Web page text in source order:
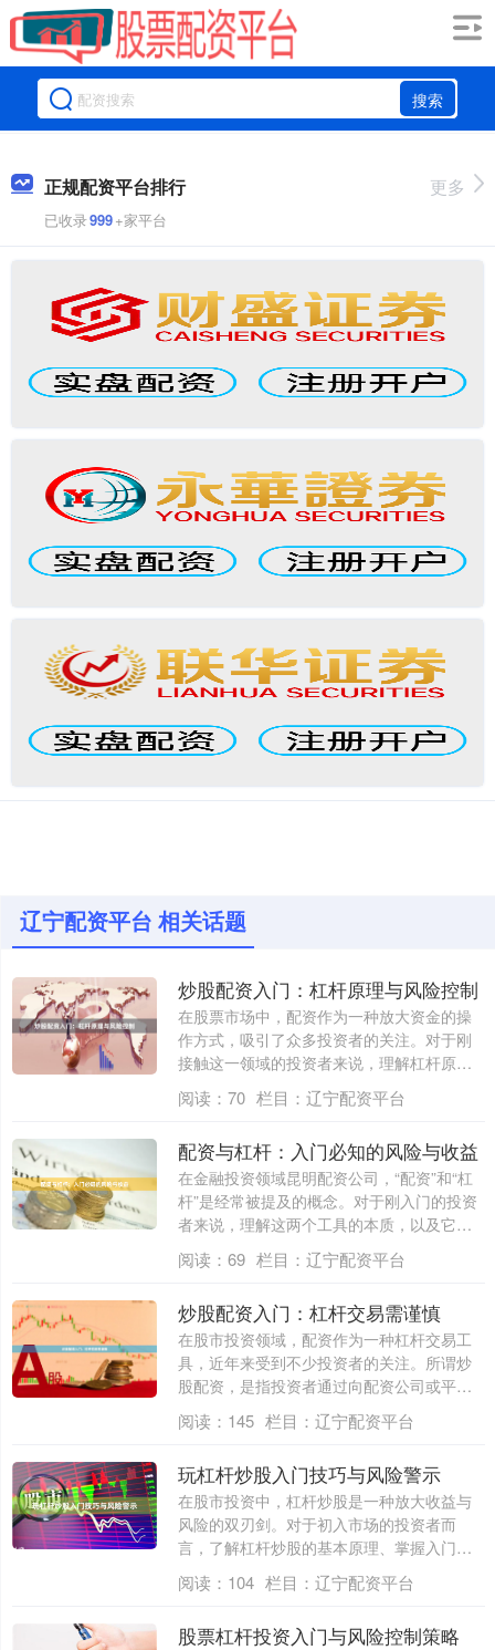
搜索
正规配资平台排行
已收录999+家平台
更多
辽宁配资平台 相关话题
炒股配资入门：杠杆原理与风险控制
在股票市场中，配资作为一种放大资金的操
作方式，吸引了众多投资者的关注。对于刚
接触这一领域的投资者来说，理解杠杆原理
与掌握....
阅读： 70 栏目： 辽宁配资平台
配资与杠杆：入门必知的风险与收益
在金融投资领域昆明配资公司，“配资”和“杠
杆”是经常被提及的概念。对于刚入门的投资
者来说，理解这两个工具的本质，以及它
们....
阅读： 69 栏目： 辽宁配资平台
炒股配资入门：杠杆交易需谨慎
在股市投资领域，配资作为一种杠杆交易工
具，近年来受到不少投资者的关注。所谓炒
股配资，是指投资者通过向配资公司或平台
借入资....
阅读： 145 栏目： 辽宁配资平台
玩杠杆炒股入门技巧与风险警示
在股市投资中，杠杆炒股是一种放大收益与
风险的双刃剑。对于初入市场的投资者而
言，了解杠杆炒股的基本原理、掌握入门技
巧并时刻....
阅读： 104 栏目： 辽宁配资平台
股票杠杆投资入门与风险控制策略